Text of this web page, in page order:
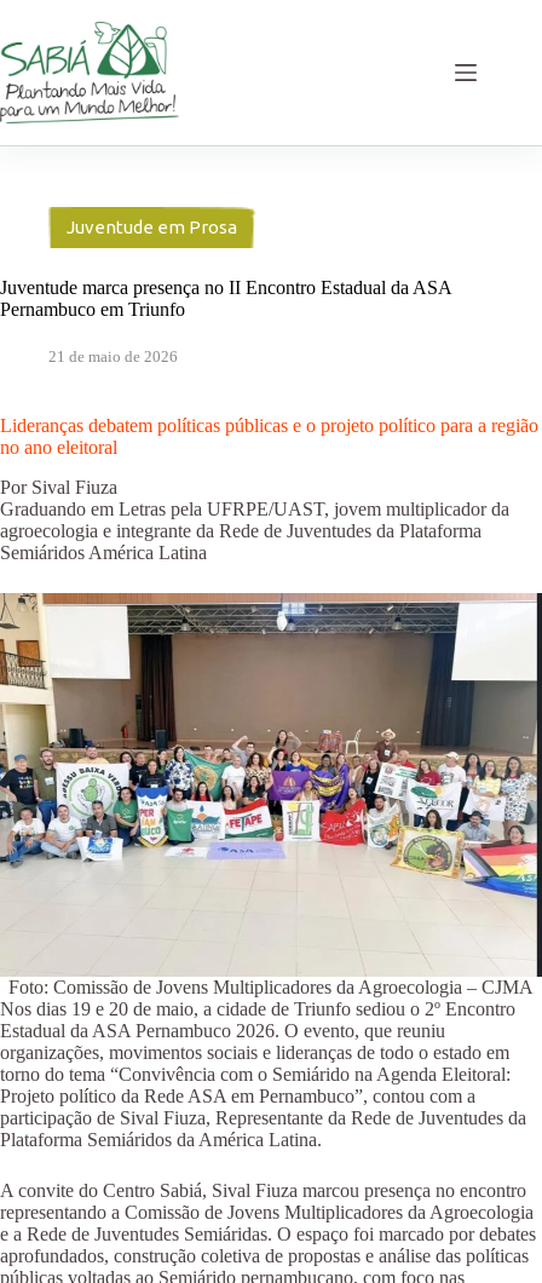
o
conteúdo
Juventude em Prosa
Juventude marca presença no II Encontro Estadual da ASA
Pernambuco em Triunfo
21 de maio de 2026
Lideranças debatem políticas públicas e o projeto político para a região
no ano eleitoral
Por Sival Fiuza
Graduando em Letras pela UFRPE/UAST, jovem multiplicador da
agroecologia e integrante da Rede de Juventudes da Plataforma
Semiáridos América Latina
Foto: Comissão de Jovens Multiplicadores da Agroecologia – CJMA
Nos dias 19 e 20 de maio, a cidade de Triunfo sediou o 2º Encontro
Estadual da ASA Pernambuco 2026. O evento, que reuniu
organizações, movimentos sociais e lideranças de todo o estado em
torno do tema “Convivência com o Semiárido na Agenda Eleitoral:
Projeto político da Rede ASA em Pernambuco”, contou com a
participação de Sival Fiuza, Representante da Rede de Juventudes da
Plataforma Semiáridos da América Latina.
A convite do Centro Sabiá, Sival Fiuza marcou presença no encontro
representando a Comissão de Jovens Multiplicadores da Agroecologia
e a Rede de Juventudes Semiáridas. O espaço foi marcado por debates
aprofundados, construção coletiva de propostas e análise das políticas
públicas voltadas ao Semiárido pernambucano, com foco nas